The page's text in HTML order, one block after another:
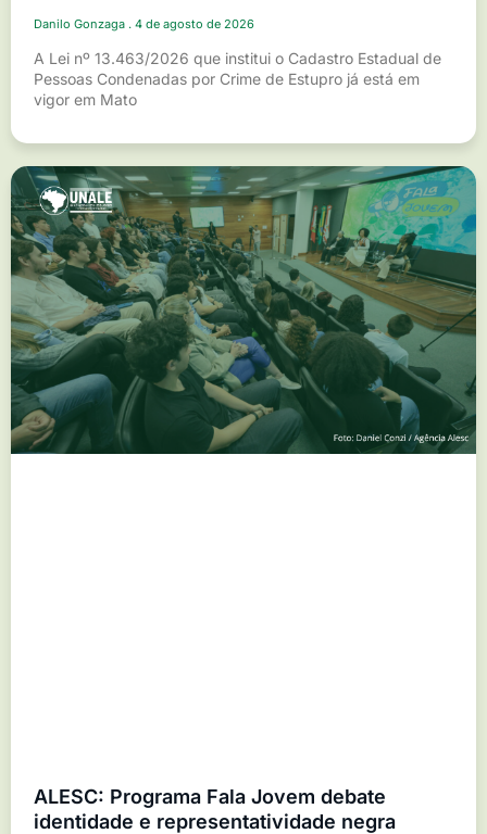
Danilo Gonzaga 4 de agosto de 2026
A Lei nº 13.463/2026 que institui o Cadastro Estadual de
Pessoas Condenadas por Crime de Estupro já está em
vigor em Mato
ALESC: Programa Fala Jovem debate
identidade e representatividade negra